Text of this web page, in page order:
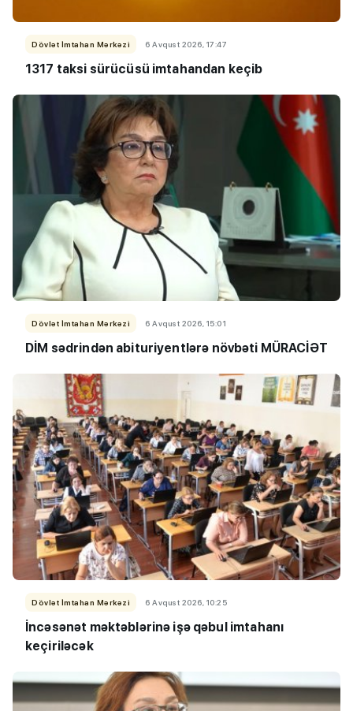
Dövlət İmtahan Mərkəzi 6 Avqust 2026, 17:47
1317 taksi sürücüsü imtahandan keçib
Dövlət İmtahan Mərkəzi 6 Avqust 2026, 15:01
DİM sədrindən abituriyent​​​​​​​lərə növbəti MÜRACİƏT
Dövlət İmtahan Mərkəzi 6 Avqust 2026, 10:25
İncəsənət məktəblərinə işə qəbul imtahanı
keçiriləcək